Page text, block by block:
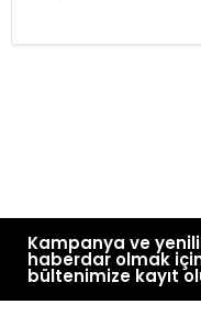
Kampanya ve
haberdar olmak
bültenimize kayıt